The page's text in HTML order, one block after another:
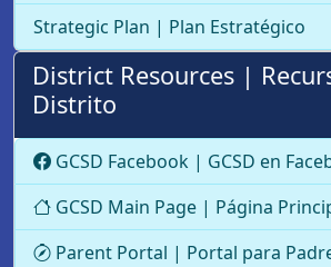
Strategic Plan | Plan Estratégico
District Resources |
Distrito
GCSD Facebook | GCSD en
GCSD Main Page | Página
Parent Portal | Portal para